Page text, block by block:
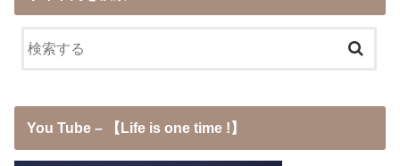
You Tube – 【Life is one time !】